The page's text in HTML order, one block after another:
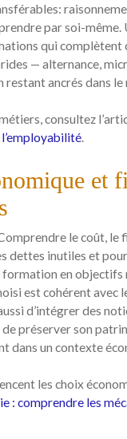
par soi-même.
qui complètent
— alternance,
ancrés dans le
consultez
.
et
le coût, le
dettes inutiles et
en objectifs
est cohérent avec
d’intégrer des
préserver son
dans un contexte
les choix
: comprendre les